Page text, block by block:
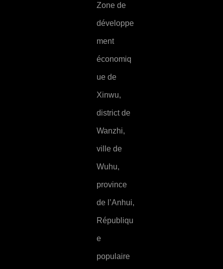
Zone de
développe
ment
économiq
ue de
Xinwu,
district de
Wanzhi,
ville de
Wuhu,
province
de l’Anhui,
Républiqu
e
populaire